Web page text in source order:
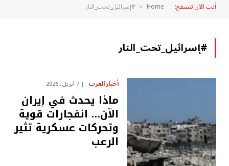
أنت الآن تتصفح: Home
» #إسرائيل_تحت_النار
#إسرائيل_تحت_النار
أخبار العرب 7 أبريل، 2026
ماذا يحدث في إيران
الآن… انفجارات قوية
وتحركات عسكرية تثير
الرعب